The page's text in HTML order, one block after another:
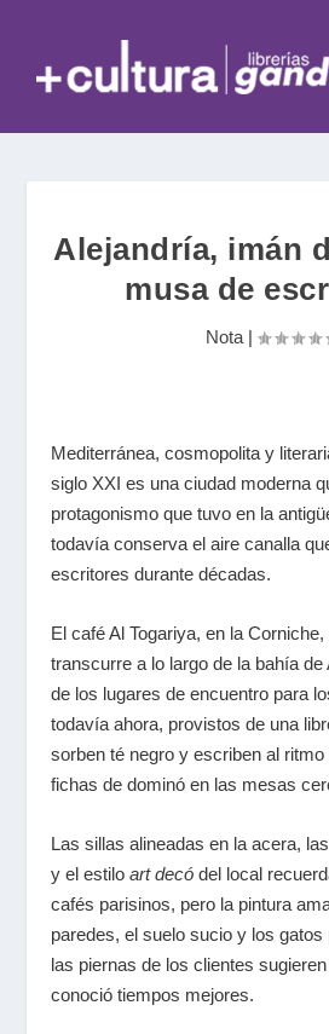
Alejandría, imán
musa de
Nota|
Mediterránea, cosmopolita y
siglo XXI es una ciudad moderna
protagonismo que tuvo en la
todavía conserva el aire canalla
escritores durante décadas.
El café Al Togariya, en la
transcurre a lo largo de la bahía
de los lugares de encuentro para
todavía ahora, provistos de una
sorben té negro y escriben al
fichas de dominó en las mesas
Las sillas alineadas en la acera,
y el estiloart decó del local
cafés parisinos, pero la pintura
paredes, el suelo sucio y los
las piernas de los clientes
conoció tiempos mejores.